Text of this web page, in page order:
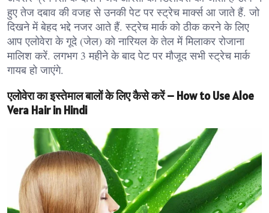
हुए तेज दबाव की वजह से उनकी पेट पर स्ट्रेच मार्क्स आ जाते हैं. जो
दिखने में बेहद भद्दे नजर आते हैं. स्ट्रेच मार्क को ठीक करने के लिए
आप एलोवेरा के गूदे (जेल) को नारियल के तेल में मिलाकर रोजाना
मालिश करें. लगभग 3 महीने के बाद पेट पर मौजूद सभी स्ट्रेच मार्क
गायब हो जाएंगे.
एलोवेरा का इस्तेमाल बालों के लिए कैसे करें – How to Use Aloe
Vera Hair in Hindi